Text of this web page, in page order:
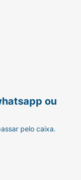
ou
pelo caixa.